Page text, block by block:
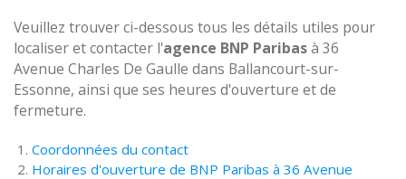
Veuillez trouver ci-dessous tous les détails utiles pour
localiser et contacter l'agence BNP Paribasà 36
Avenue Charles De Gaulle dans Ballancourt-sur-
Essonne, ainsi que ses heures d'ouverture et de
fermeture.
Coordonnées du contact
Horaires d'ouverture de BNP Paribas à 36 Avenue